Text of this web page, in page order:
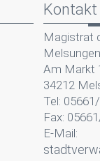
Kontakt
Magistrat
Melsungen
Am Markt
34212
Tel:
Fax:
E-Mail: